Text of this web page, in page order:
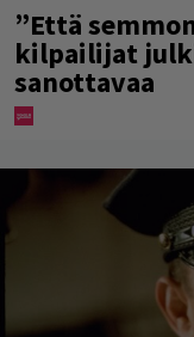
”Että
kilpailijat
sanottavaa